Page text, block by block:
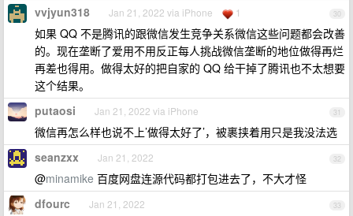
30
vvjyun318 Jan 21, 2022 via iPhone 1
如果 QQ 不是腾讯的跟微信发生竞争关系微信这些问题都会改善
的。现在垄断了爱用不用反正每人挑战微信垄断的地位做得再烂
再差也得用。做得太好的把自家的 QQ 给干掉了腾讯也不太想要
这个结果。
31
putaosi Jan 21, 2022 via iPhone
微信再怎么样也说不上’做得太好了’，被裹挟着用只是我没法选
32
seanzxx Jan 21, 2022
@minamike 百度网盘连源代码都打包进去了，不大才怪
33
dfourc Jan 21, 2022